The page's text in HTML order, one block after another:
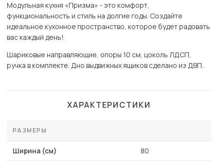
Модульная кухня «Призма» - это комфорт,
функциональность и стиль на долгие годы. Создайте
идеальное кухонное пространство, которое будет радовать
вас каждый день!
Шариковые направляющие, опоры 10 см, цоколь ЛДСП,
ручка в комплекте. Дно выдвижных ящиков сделано из ДВП.
ХАРАКТЕРИСТИКИ
РАЗМЕРЫ
Ширина (см) 80